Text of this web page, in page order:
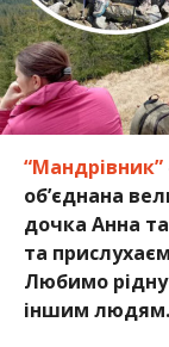
“Мандрівник”
об’єднана
дочка Анна
та
Любимо рідну
іншим людям.